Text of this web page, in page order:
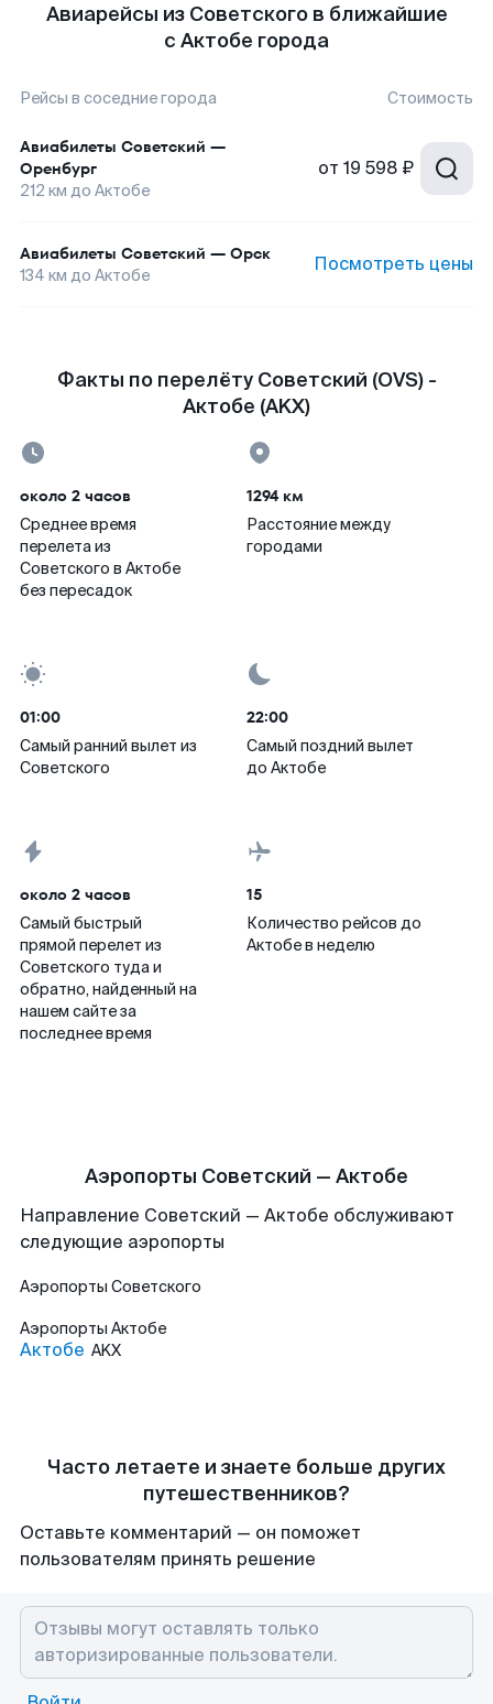
Авиарейсы из Советского в ближайшие
с Актобе города
Рейсы в соседние города Стоимость
Авиабилеты Советский —
Оренбург
212 км до Актобе
от 19 598 ₽
Авиабилеты Советский — Орск
134 км до Актобе Посмотреть цены
Факты по перелёту Советский (OVS) -
Актобе (AKX)
около 2 часов
Среднее время
перелета из
Советского в Актобе
без пересадок
1294 км
Расстояние между
городами
01:00
Самый ранний вылет из
Советского
22:00
Самый поздний вылет
до Актобе
около 2 часов
Самый быстрый
прямой перелет из
Советского туда и
обратно, найденный на
нашем сайте за
последнее время
15
Количество рейсов до
Актобе в неделю
Аэропорты Советский — Актобе
Направление Советский — Актобе обслуживают
следующие аэропорты
Аэропорты Советского
Аэропорты Актобе
Актобе AKX
Часто летаете и знаете больше других
путешественников?
Оставьте комментарий — он поможет
пользователям принять решение